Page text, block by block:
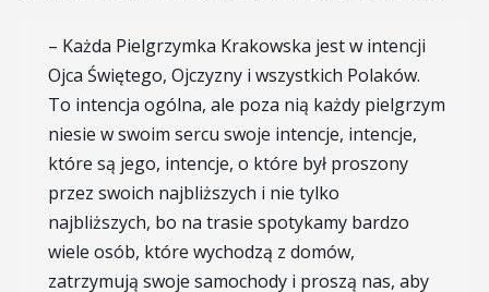
– Każda Pielgrzymka Krakowska jest w intencji
Ojca Świętego, Ojczyzny i wszystkich Polaków.
To intencja ogólna, ale poza nią każdy pielgrzym
niesie w swoim sercu swoje intencje, intencje,
które są jego, intencje, o które był proszony
przez swoich najbliższych i nie tylko
najbliższych, bo na trasie spotykamy bardzo
wiele osób, które wychodzą z domów,
zatrzymują swoje samochody i proszą nas, aby